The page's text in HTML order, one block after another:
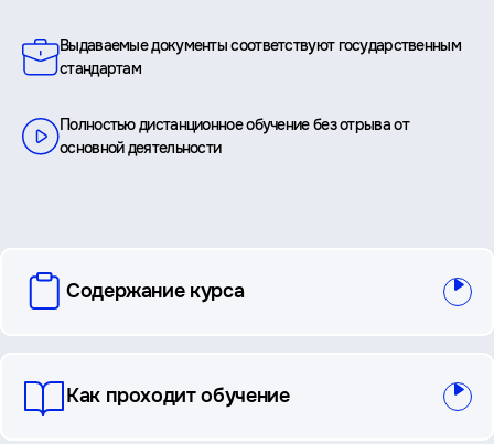
Выдаваемые документы соответствуют государственным
стандартам
Полностью дистанционное обучение без отрыва от
основной деятельности
вопросы
Содержание курса
Как проходит обучение